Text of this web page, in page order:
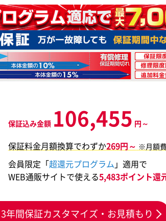
保証込み金額 106,455 円～
保証料金月額換算でわずか269円～ ※月額
会員限定「超還元プログラム 」適用で
WEB通販サイトで使える5,483ポイント還
3年間保証カスタマイズ・お見積もり